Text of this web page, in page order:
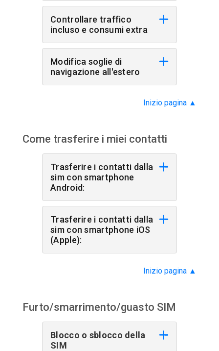
Controllare traffico
incluso e consumi extra
Modifica soglie di
navigazione all'estero
Inizio pagina ▲
Come trasferire i miei contatti
Trasferire i contatti dalla
sim con smartphone
Android:
Trasferire i contatti dalla
sim con smartphone iOS
(Apple):
Inizio pagina ▲
Furto/smarrimento/guasto SIM
Blocco o sblocco della
SIM